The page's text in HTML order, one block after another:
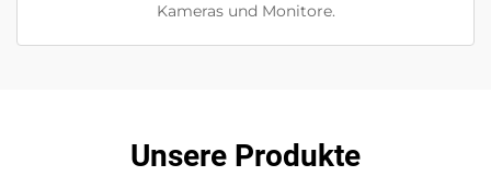
Kameras und Monitore.
Unsere Produkte